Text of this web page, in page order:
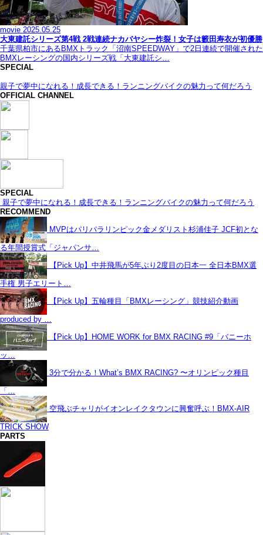
movie 2025.05.25
大東建託シリーズ第4戦 2戦連続ナカバヤシー炸裂！女子は籔田寿衣が初優勝
千葉県柏市にあるBMXトラック「沼南SPEEDWAY」で2日連続で開催された
BMXレーシングの国内シリーズ戦「大東建託シ…
SPECIAL
親子で夢中になれる！成長できる！ランニングバイクの魅力って何だろう
OFFICIAL CHANNEL
SPECIAL
親子で夢中になれる！成長できる！ランニングバイクの魅力って何だろう
RECOMMEND
MVPはパリパラリンピック金メダリスト杉浦佳子 JCF初とな
る年間授賞式「ジャパンサ…
【Pick Up】中井飛馬が5年ぶり2度目の日本一 全日本BMX選
手権 男子エリート…
【Pick Up】五輪種目「BMXレーシング」競技紹介動画
produced by …
【Pick Up】HOME WORK for BMX RACING #9「バニーホ
ッ…
3分で分かる！What’s BMX RACING? 〜オリンピック種目
「…
空飛ぶチャリがイオンレイクタウンに興奮呼ぶ！BMX-AIR
TRICK SHOW
PARTS